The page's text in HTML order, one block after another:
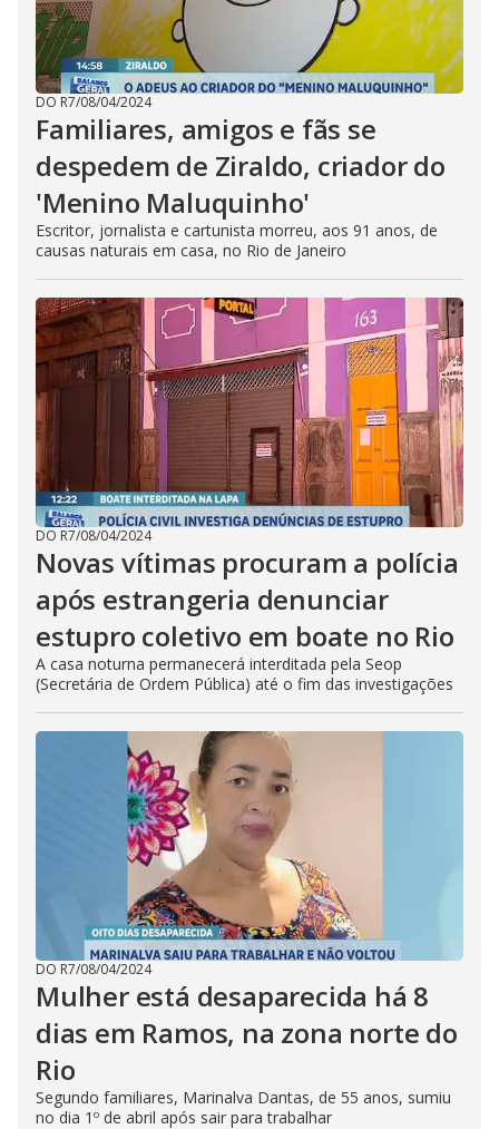
DO R7/08/04/2024
Familiares, amigos e fãs se
despedem de Ziraldo, criador do
'Menino Maluquinho'
Escritor, jornalista e cartunista morreu, aos 91 anos, de
causas naturais em casa, no Rio de Janeiro
DO R7/08/04/2024
Novas vítimas procuram a polícia
após estrangeria denunciar
estupro coletivo em boate no Rio
A casa noturna permanecerá interditada pela Seop
(Secretária de Ordem Pública) até o fim das investigações
DO R7/08/04/2024
Mulher está desaparecida há 8
dias em Ramos, na zona norte do
Rio
Segundo familiares, Marinalva Dantas, de 55 anos, sumiu
no dia 1º de abril após sair para trabalhar